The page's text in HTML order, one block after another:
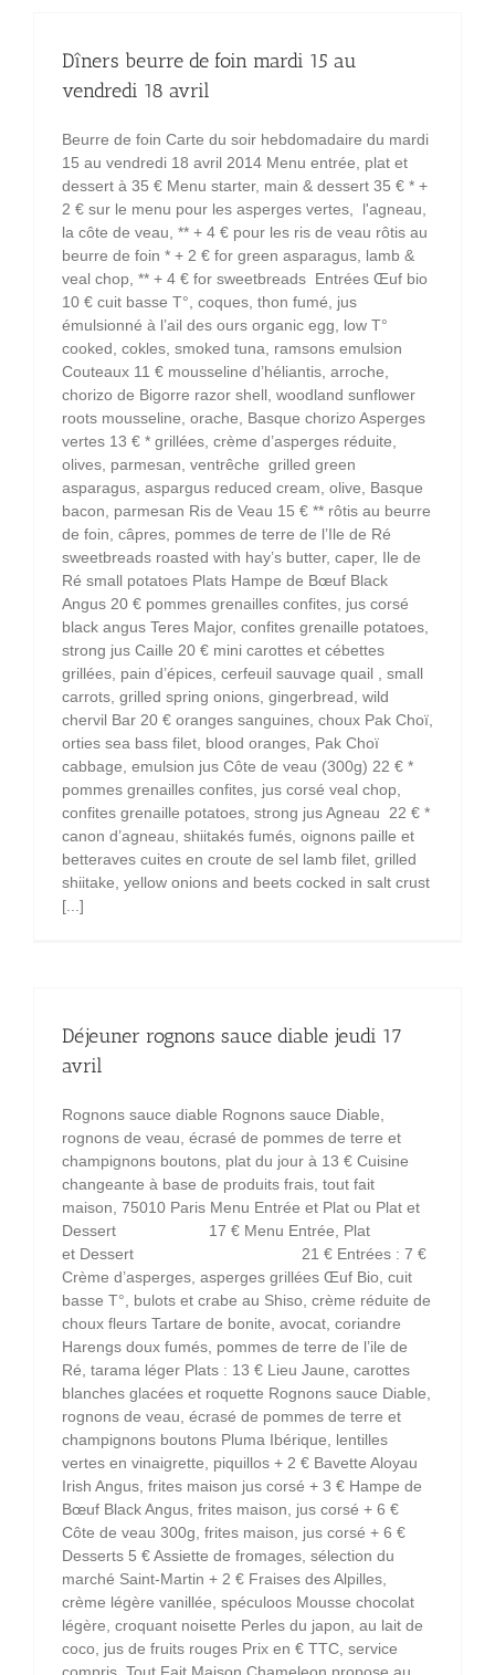
Dîners beurre de foin mardi 15 au
vendredi 18 avril
Beurre de foin Carte du soir hebdomadaire du mardi
15 au vendredi 18 avril 2014 Menu entrée, plat et
dessert à 35 € Menu starter, main & dessert 35 € * +
2 € sur le menu pour les asperges vertes, l'agneau,
la côte de veau, ** + 4 € pour les ris de veau rôtis au
beurre de foin * + 2 € for green asparagus, lamb &
veal chop, ** + 4 € for sweetbreads Entrées Œuf bio
10 € cuit basse T°, coques, thon fumé, jus
émulsionné à l’ail des ours organic egg, low T°
cooked, cokles, smoked tuna, ramsons emulsion
Couteaux 11 € mousseline d’héliantis, arroche,
chorizo de Bigorre razor shell, woodland sunflower
roots mousseline, orache, Basque chorizo Asperges
vertes 13 € * grillées, crème d’asperges réduite,
olives, parmesan, ventrêche grilled green
asparagus, aspargus reduced cream, olive, Basque
bacon, parmesan Ris de Veau 15 € ** rôtis au beurre
de foin, câpres, pommes de terre de l’Ile de Ré
sweetbreads roasted with hay’s butter, caper, Ile de
Ré small potatoes Plats Hampe de Bœuf Black
Angus 20 € pommes grenailles confites, jus corsé
black angus Teres Major, confites grenaille potatoes,
strong jus Caille 20 € mini carottes et cébettes
grillées, pain d’épices, cerfeuil sauvage quail , small
carrots, grilled spring onions, gingerbread, wild
chervil Bar 20 € oranges sanguines, choux Pak Choï,
orties sea bass filet, blood oranges, Pak Choï
cabbage, emulsion jus Côte de veau (300g) 22 € *
pommes grenailles confites, jus corsé veal chop,
confites grenaille potatoes, strong jus Agneau 22 € *
canon d’agneau, shiitakés fumés, oignons paille et
betteraves cuites en croute de sel lamb filet, grilled
shiitake, yellow onions and beets cocked in salt crust
[...]
Déjeuner rognons sauce diable jeudi 17
avril
Rognons sauce diable Rognons sauce Diable,
rognons de veau, écrasé de pommes de terre et
champignons boutons, plat du jour à 13 € Cuisine
changeante à base de produits frais, tout fait
maison, 75010 Paris Menu Entrée et Plat ou Plat et
Dessert 17 € Menu Entrée, Plat
et Dessert 21 € Entrées : 7 €
Crème d’asperges, asperges grillées Œuf Bio, cuit
basse T°, bulots et crabe au Shiso, crème réduite de
choux fleurs Tartare de bonite, avocat, coriandre
Harengs doux fumés, pommes de terre de l’ile de
Ré, tarama léger Plats : 13 € Lieu Jaune, carottes
blanches glacées et roquette Rognons sauce Diable,
rognons de veau, écrasé de pommes de terre et
champignons boutons Pluma Ibérique, lentilles
vertes en vinaigrette, piquillos + 2 € Bavette Aloyau
Irish Angus, frites maison jus corsé + 3 € Hampe de
Bœuf Black Angus, frites maison, jus corsé + 6 €
Côte de veau 300g, frites maison, jus corsé + 6 €
Desserts 5 € Assiette de fromages, sélection du
marché Saint-Martin + 2 € Fraises des Alpilles,
crème légère vanillée, spéculoos Mousse chocolat
légère, croquant noisette Perles du japon, au lait de
coco, jus de fruits rouges Prix en € TTC, service